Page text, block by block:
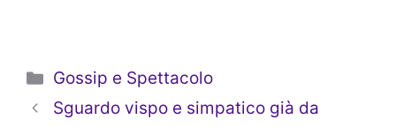
Categorie
Gossip e Spettacolo
Sguardo vispo e simpatico già da